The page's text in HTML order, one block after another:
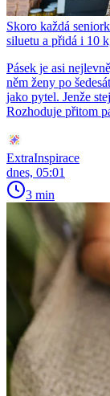
Skoro každá
siluetu a přidá i 10
Pásek je asi
něm ženy po
jako pytel. Jenže
Rozhoduje přitom
ExtraInspirace
dnes, 05:01
3 min